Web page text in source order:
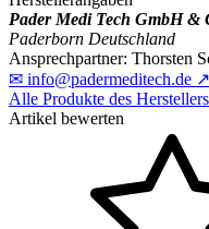
Pader Medi Tech GmbH &
Paderborn Deutschland
Ansprechpartner: Thorsten
✉ info@padermeditech.de ↗
Alle Produkte des Herstellers
Artikel bewerten